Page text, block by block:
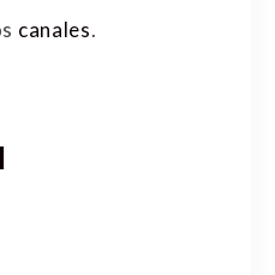
canales.